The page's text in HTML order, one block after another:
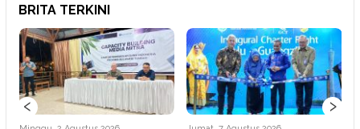
BRITA TERKINI
‹ ›